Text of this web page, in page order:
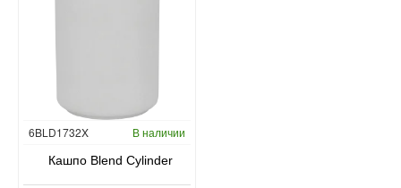
Окраска по RAL
6BLD1732X В наличии
Кашпо Blend Cylinder